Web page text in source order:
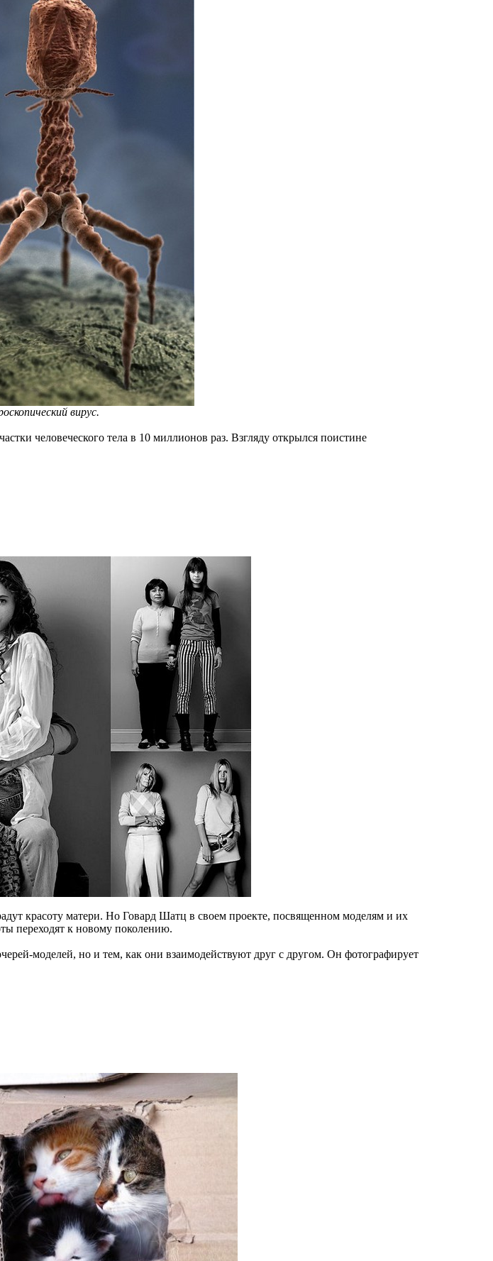
вирус.
человеческого тела в 10 миллионов раз. Взгляду открылся поистине
красоту матери. Но Говард Шатц в своем проекте, посвященном моделям и их
переходят к новому поколению.
моделей, но и тем, как они взаимодействуют друг с другом. Он фотографирует